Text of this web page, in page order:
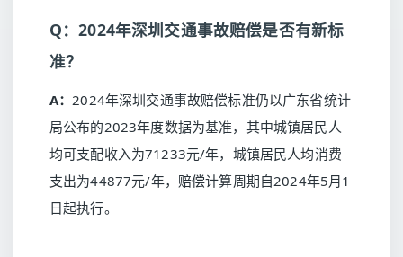
Q：2024年深圳交通事故赔偿是否有新标
准？
A：2024年深圳交通事故赔偿标准仍以广东省统计
局公布的2023年度数据为基准，其中城镇居民人
均可支配收入为71233元/年，城镇居民人均消费
支出为44877元/年，赔偿计算周期自2024年5月1
日起执行。